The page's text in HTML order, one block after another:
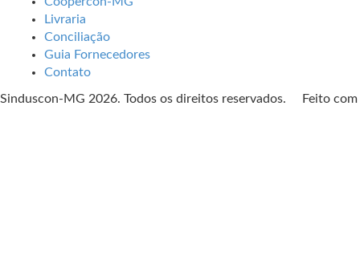
Livraria
Conciliação
Guia Fornecedores
Contato
Sinduscon-MG 2026. Todos os direitos reservados. Feito com